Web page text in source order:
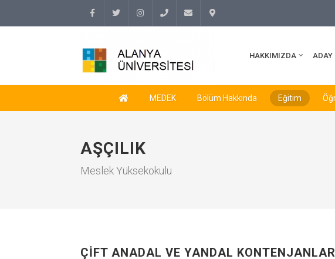
242)
HAKKIMIZDA ADAY
MEDEK Bölüm Hakkında Eğitim
AŞÇILIK
Meslek Yüksekokulu
ÇİFT ANADAL VE YANDAL